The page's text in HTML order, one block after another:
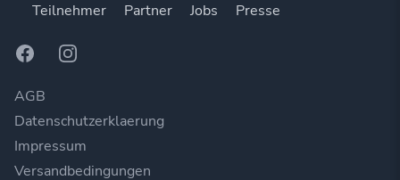
Teilnehmer
Partner Jobs Presse
FacebookInstagram
AGB
Datenschutzerklaerung
Impressum
Versandbedingungen